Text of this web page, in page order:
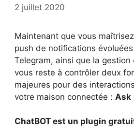
2 juillet 2020
Maintenant que vous
push de notifications
Telegram, ainsi que la gestion
vous reste à contrôler deux
majeures pour des
votre maison connectée : Ask
ChatBOT est un plugin